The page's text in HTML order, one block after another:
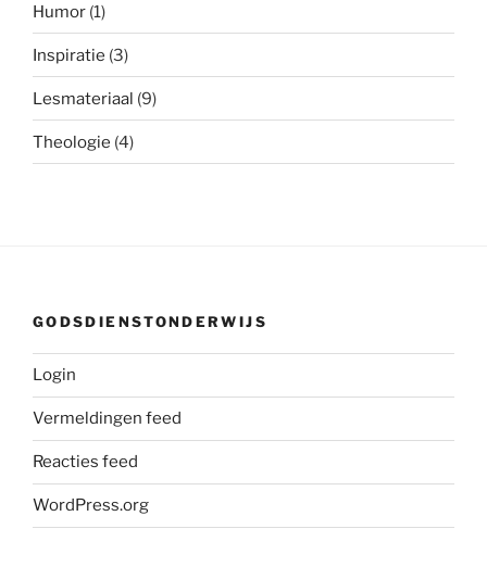
Humor (1)
Inspiratie (3)
Lesmateriaal (9)
Theologie (4)
GODSDIENSTONDERWIJS
Login
Vermeldingen feed
Reacties feed
WordPress.org